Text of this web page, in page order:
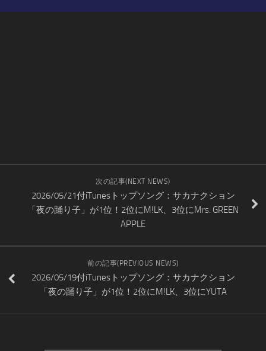
次の記事(NEXT NEWS)
2026/05/21付iTunesトップソング：サカナクション
「夜の踊り子」が1位！2位にM!LK、3位にMrs. GREEN
APPLE
前の記事(PREVIOUS NEWS)
2026/05/19付iTunesトップソング：サカナクション
「夜の踊り子」が1位！2位にM!LK、3位にYUTA